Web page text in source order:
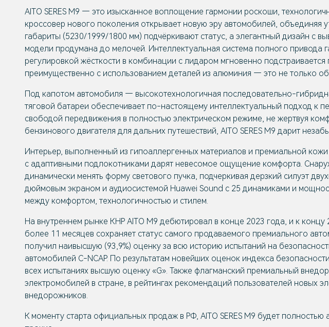
AITO SERES M9 — это изысканное воплощение гармонии роскоши,
кроссовер нового поколения открывает новую эру автомобилей, объединяя
габариты (5230/1999/1800 мм) подчёркивают статус, а элегантный дизайн с
модели продумана до мелочей. Интеллектуальная система полного привода
регулировкой жёсткости в комбинации с лидаром мгновенно
преимущественно с использованием деталей из алюминия — это не только
Под капотом автомобиля — высокотехнологичная последовательно-
тяговой батареи обеспечивает по-настоящему интеллектуальный подход к
свободой передвижения в полностью электрическом режиме, не жертвуя
бензинового двигателя для дальних путешествий, AITO SERES M9 дарит
Интерьер, выполненный из гипоаллергенных материалов и премиальной
с адаптивными подлокотниками дарят невесомое ощущение комфорта.
динамически менять форму светового пучка, подчеркивая дерзкий силуэт
дюймовым экраном и аудиосистемой Huawei Sound с 25 динамиками и
между комфортом, технологичностью и стилем.
На внутреннем рынке КНР AITO M9 дебютировал в конце 2023 года, и к
более 11 месяцев сохраняет статус самого продаваемого премиального
получил наивысшую (93,9%) оценку за всю историю испытаний на
автомобилей C-NCAP. По результатам новейших оценок индекса
всех испытаниях высшую оценку «G». Также флагманский премиальный
электромобилей в стране, в рейтингах рекомендаций пользователей новых
внедорожников.
К моменту старта официальных продаж в РФ, AITO SERES M9 будет